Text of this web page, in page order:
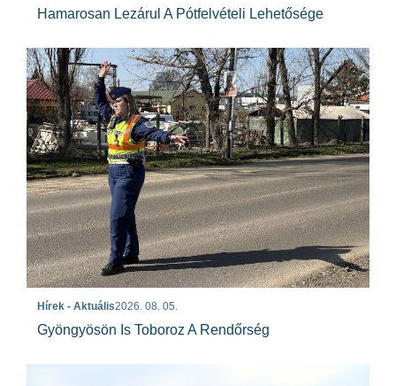
Hamarosan Lezárul A Pótfelvételi Lehetősége
Hírek - Aktuális2026. 08. 05.
Gyöngyösön Is Toboroz A Rendőrség